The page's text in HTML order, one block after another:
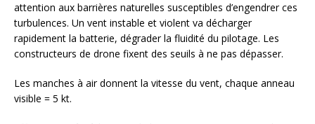
attention aux barrières naturelles susceptibles d’engendrer ces
turbulences. Un vent instable et violent va décharger
rapidement la batterie, dégrader la fluidité du pilotage. Les
constructeurs de drone fixent des seuils à ne pas dépasser.
Les manches à air donnent la vitesse du vent, chaque anneau
visible = 5 kt.